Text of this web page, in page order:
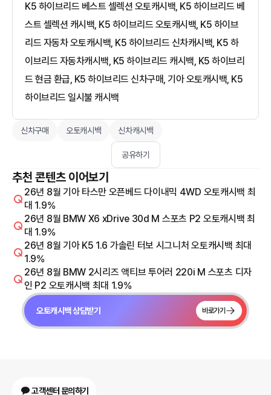
K5 하이브리드 베스트 셀렉션 오토캐시백, K5 하이브리드 베
스트 셀렉션 캐시백, K5 하이브리드 오토캐시백, K5 하이브
리드 자동차 오토캐시백, K5 하이브리드 신차캐시백, K5 하
이브리드 자동차캐시백, K5 하이브리드 캐시백, K5 하이브리
드 현금 환급, K5 하이브리드 신차구매, 기아 오토캐시백, K5
하이브리드 일시불 캐시백
신차구매 오토캐시백 신차캐시백
공유하기
추천 콘텐츠 이어보기
26년 8월 기아 타스만 오픈베드 다이내믹 4WD 오토캐시백 최
대 1.9%
26년 8월 BMW X6 xDrive 30d M 스포츠 P2 오토캐시백 최
대 1.9%
26년 8월 기아 K5 1.6 가솔린 터보 시그니처 오토캐시백 최대
1.9%
26년 8월 BMW 2시리즈 액티브 투어러 220i M 스포츠 디자
인 P2 오토캐시백 최대 1.9%
오토캐시백 상담받기 바로가기
고객센터 문의하기